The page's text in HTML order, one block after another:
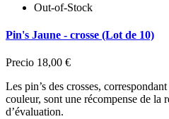
Out-of-Stock
Pin's Jaune - crosse (Lot de 10)
Precio 18,00 €
Les pin’s des crosses,
couleur, sont une récompense de la
d’évaluation.